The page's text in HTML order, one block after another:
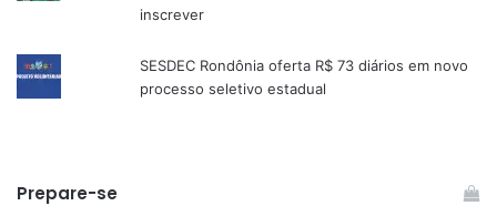
inscrever
SESDEC Rondônia oferta R$ 73 diários em novo
processo seletivo estadual
Prepare-se